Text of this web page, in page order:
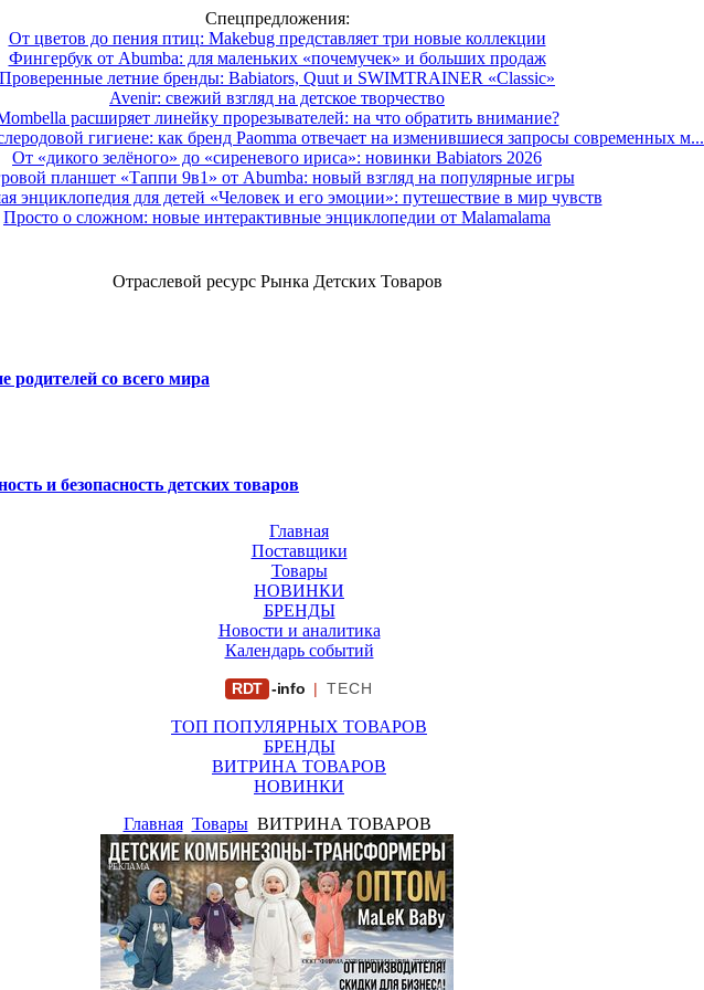
Спецпредложения:
От цветов до пения птиц: Makebug представляет три новые коллекции
Фингербук от Abumba: для маленьких «почемучек» и больших продаж
Проверенные летние бренды: Babiators, Quut и SWIMTRAINER «Classic»
Avenir: свежий взгляд на детское творчество
расширяет линейку прорезывателей: на что обратить внимание?
гигиене: как бренд Paomma отвечает на изменившиеся запросы современных м...
От «дикого зелёного» до «сиреневого ириса»: новинки Babiators 2026
планшет «Таппи 9в1» от Abumba: новый взгляд на популярные игры
энциклопедия для детей «Человек и его эмоции»: путешествие в мир чувств
Просто о сложном: новые интерактивные энциклопедии от Malamalama
Отраслевой ресурс Рынка Детских Товаров
со всего мира
и безопасность детских товаров
Главная
Поставщики
Товары
НОВИНКИ
БРЕНДЫ
Новости и аналитика
Календарь событий
RDT -info | TECH
ТОП ПОПУЛЯРНЫХ ТОВАРОВ
БРЕНДЫ
ВИТРИНА ТОВАРОВ
НОВИНКИ
Главная Товары ВИТРИНА ТОВАРОВ
РЕКЛАМА
ООО "ФИРМА "ХРИЗАНТЕМА" ИНН: 7719007569